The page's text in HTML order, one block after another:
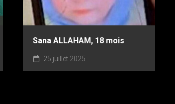
Sana ALLAHAM, 18 mois
25 juillet 2025